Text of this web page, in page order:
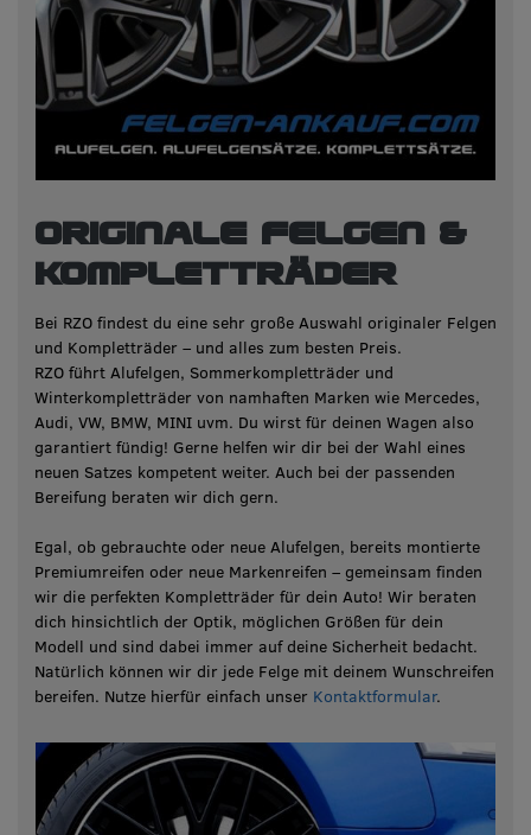
Originale Felgen &
Kompletträder
Bei RZO findest du eine sehr große Auswahl originaler Felgen
und Kompletträder – und alles zum besten Preis.
RZO führt Alufelgen, Sommerkompletträder und
Winterkompletträder von namhaften Marken wie Mercedes,
Audi, VW, BMW, MINI uvm. Du wirst für deinen Wagen also
garantiert fündig! Gerne helfen wir dir bei der Wahl eines
neuen Satzes kompetent weiter. Auch bei der passenden
Bereifung beraten wir dich gern.
Egal, ob gebrauchte oder neue Alufelgen, bereits montierte
Premiumreifen oder neue Markenreifen – gemeinsam finden
wir die perfekten Kompletträder für dein Auto! Wir beraten
dich hinsichtlich der Optik, möglichen Größen für dein
Modell und sind dabei immer auf deine Sicherheit bedacht.
Natürlich können wir dir jede Felge mit deinem Wunschreifen
bereifen. Nutze hierfür einfach unser Kontaktformular.